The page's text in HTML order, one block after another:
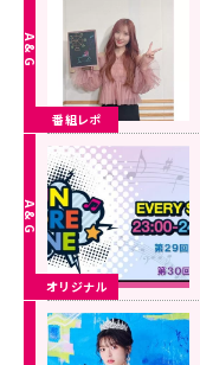
番組レポ
オリジナル